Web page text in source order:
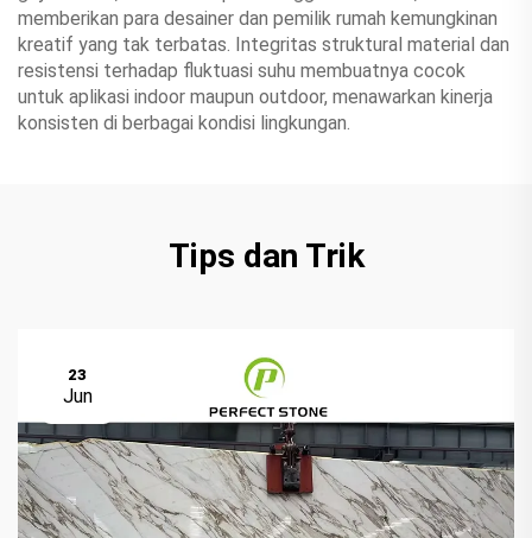
memberikan para desainer dan pemilik rumah kemungkinan
kreatif yang tak terbatas. Integritas struktural material dan
resistensi terhadap fluktuasi suhu membuatnya cocok
untuk aplikasi indoor maupun outdoor, menawarkan kinerja
konsisten di berbagai kondisi lingkungan.
Tips dan Trik
23
Jun